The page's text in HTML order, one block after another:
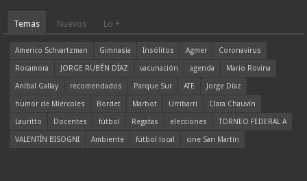
Temas Nuevos Lo +
Americo Schvartzman Gimnasia Insólitos Agmer
Coronavirus
Rocamora
JORGE RUBÉN DÍAZ vacunación agenda
Mario Rovina
Aníbal Gallay
recomendados Parque Sur ATE
Jorge Díaz
humor de Miércoles
Bordet Marbot Urribarri
Clara Chauvín
Lauritto
Docentes fútbol Regatas elecciones
TORNEO FEDERAL A
VALENTÍN BISOGNI
Ambiente fútbol local cine San Martín